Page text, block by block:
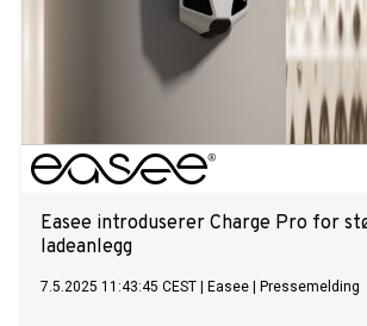
Easee introduserer Charge Pro for
ladeanlegg
7.5.2025 11:43:45 CEST Easee Pressemelding